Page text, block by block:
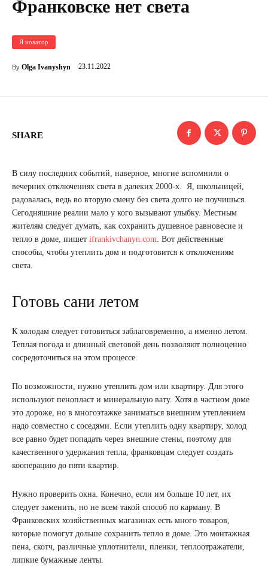
Франковске нет света
Я новатор
By Olga Ivanyshyn 23.11.2022
SHARE
В силу последних событий, наверное, многие вспомнили о
вечерних отключениях света в далеких 2000-х. Я, школьницей,
радовалась, ведь во вторую смену без света долго не поучишься.
Сегодняшние реалии мало у кого вызывают улыбку. Местным
жителям следует думать, как сохранить душевное равновесие и
тепло в доме, пишет ifrankivchanyn.com. Вот действенные
способы, чтобы утеплить дом и подготовится к отключениям
света.
Готовь сани летом
К холодам следует готовиться заблаговременно, а именно летом.
Теплая погода и длинный световой день позволяют полноценно
сосредоточиться на этом процессе.
По возможности, нужно утеплить дом или квартиру. Для этого
используют пенопласт и минеральную вату. Хотя в частном доме
это дороже, но в многоэтажке заниматься внешним утеплением
надо совместно с соседями. Если утеплить одну квартиру, холод
все равно будет попадать через внешние стены, поэтому для
качественного удержания тепла, франковцам следует создать
кооперацию до пяти квартир.
Нужно проверить окна. Конечно, если им больше 10 лет, их
следует заменить, но не всем такой способ по карману. В
Франковских хозяйственных магазинах есть много товаров,
которые помогут дольше сохранить тепло в доме. Это монтажная
пена, скотч, различные уплотнители, пленки, теплоотражатели,
липкие бумажные ленты.